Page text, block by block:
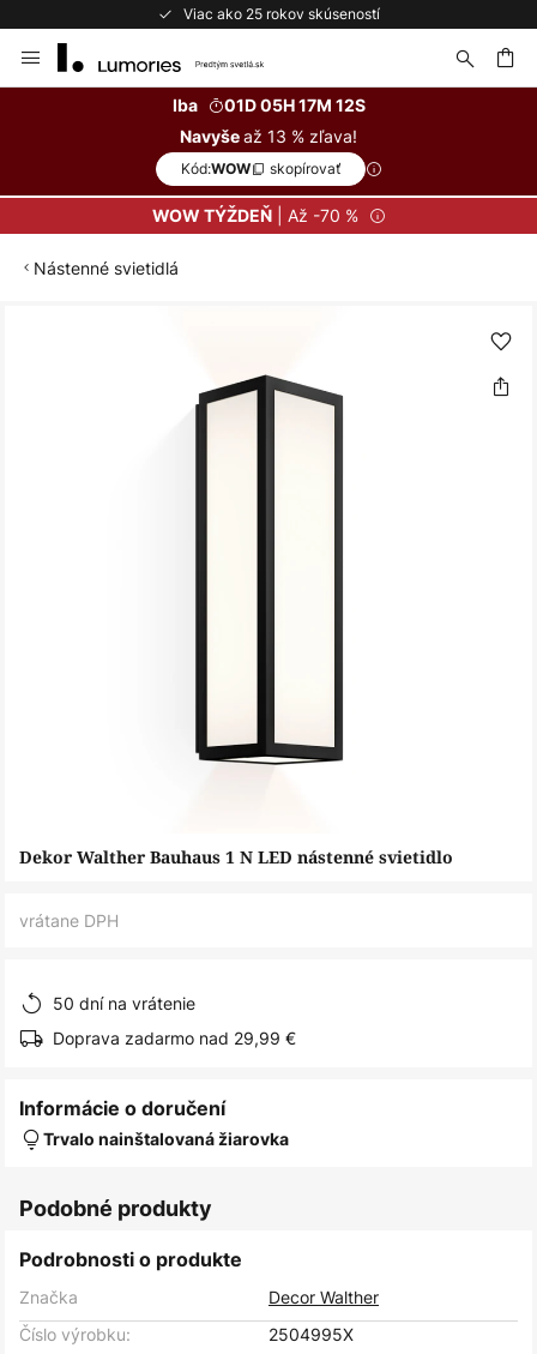
Viac ako 25 rokov skúseností
to
Iba
01D 05H 17M 12S
Navyšeaž 13 % zľava!
Kód:WOW skopírovať
WOW TÝŽDEŇ| Až -70 %
Nástenné svietidlá
Preskočiť
Dekor Walther Bauhaus 1 N LED nástenné svietidlo
vrátane DPH
50 dní na vrátenie
Doprava zadarmo nad 29,99 €
Informácie o doručení
Trvalo nainštalovaná žiarovka
Podobné produkty
Podrobnosti o produkte
Značka
Decor Walther
Číslo výrobku:
2504995X